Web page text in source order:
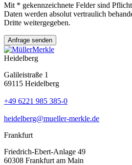
Mit * gekennzeichnete Felder sind
Daten werden absolut vertraulich
Dritte weitergegeben.
Heidelberg
Galileistraße 1
69115 Heidelberg
+49 6221 985 385-0
heidelberg@mueller-merkle.de
Frankfurt
Friedrich-Ebert-Anlage 49
60308 Frankfurt am Main